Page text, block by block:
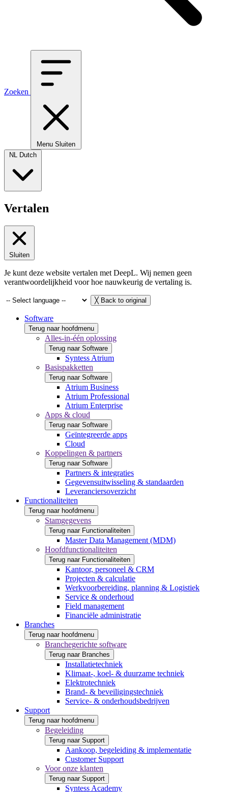
Zoeken
Menu Sluiten
NL Dutch
Vertalen
Sluiten
Je kunt deze website vertalen met DeepL. Wij nemen geen
verantwoordelijkheid voor hoe nauwkeurig de vertaling is.
╳ Back to original
Software
Terug naar hoofdmenu
Alles-in-één oplossing
Terug naar Software
Syntess Atrium
Basispakketten
Terug naar Software
Atrium Business
Atrium Professional
Atrium Enterprise
Apps & cloud
Terug naar Software
Geïntegreerde apps
Cloud
Koppelingen & partners
Terug naar Software
Partners & integraties
Gegevensuitwisseling & standaarden
Leveranciersoverzicht
Functionaliteiten
Terug naar hoofdmenu
Stamgegevens
Terug naar Functionaliteiten
Master Data Management (MDM)
Hoofdfunctionaliteiten
Terug naar Functionaliteiten
Kantoor, personeel & CRM
Projecten & calculatie
Werkvoorbereiding, planning & Logistiek
Service & onderhoud
Field management
Financiële administratie
Branches
Terug naar hoofdmenu
Branchegerichte software
Terug naar Branches
Installatietechniek
Klimaat-, koel- & duurzame techniek
Elektrotechniek
Brand- & beveiligingstechniek
Service- & onderhoudsbedrijven
Support
Terug naar hoofdmenu
Begeleiding
Terug naar Support
Aankoop, begeleiding & implementatie
Customer Support
Voor onze klanten
Terug naar Support
Syntess Academy